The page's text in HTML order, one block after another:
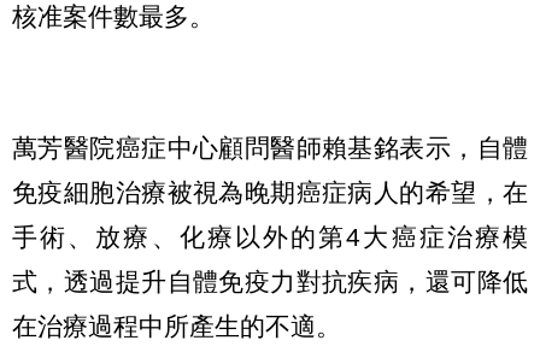
核准案件數最多。
萬芳醫院癌症中心顧問醫師賴基銘表示，自體
免疫細胞治療被視為晚期癌症病人的希望，在
手術、放療、化療以外的第4大癌症治療模
式，透過提升自體免疫力對抗疾病，還可降低
在治療過程中所產生的不適。